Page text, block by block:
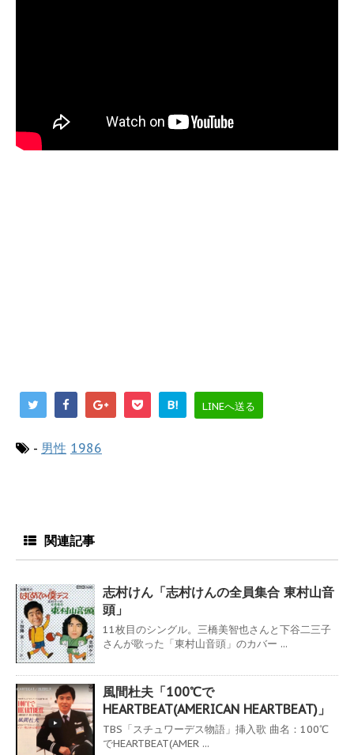
B! LINEへ送る
- 男性 1986
関連記事
志村けん「志村けんの全員集合 東村山音
頭」
11枚目のシングル。三橋美智也さんと下谷二三子
さんが歌った「東村山音頭」のカバー ...
風間杜夫「100℃で
HEARTBEAT(AMERICAN HEARTBEAT)」
TBS「スチュワーデス物語」挿入歌 曲名：100℃
でHEARTBEAT(AMER ...